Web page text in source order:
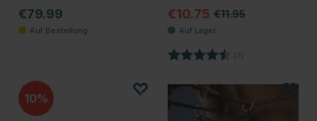
€79.99 €10.75 €11.95
Bewertung: (7)
10